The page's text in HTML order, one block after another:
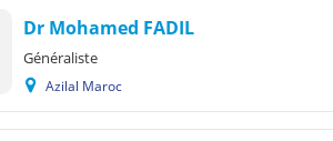
Dr Mohamed FADIL
Généraliste
Azilal Maroc